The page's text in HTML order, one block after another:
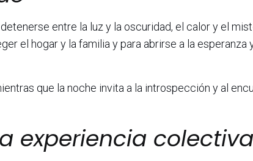
entre la luz y la oscuridad, el calor y el
el hogar y la familia y para abrirse a la esperanza
que la noche invita a la introspección y al
experiencia colectiva